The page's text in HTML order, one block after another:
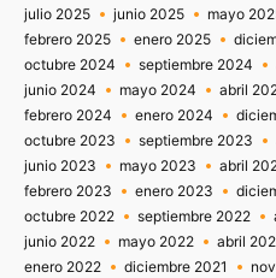
julio 2025
junio 2025 mayo
febrero 2025
enero 2025
octubre 2024
septiembre 2024
junio 2024
mayo 2024 abril
febrero 2024
enero 2024
octubre 2023
septiembre 2023
junio 2023
mayo 2023 abril
febrero 2023
enero 2023
octubre 2022
septiembre 2022
junio 2022
mayo 2022 abril
enero 2022
diciembre 2021